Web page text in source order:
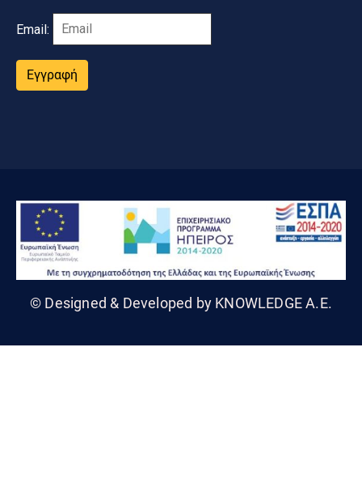
Email:
Εγγραφή
© Designed & Developed by KNOWLEDGE A.E.